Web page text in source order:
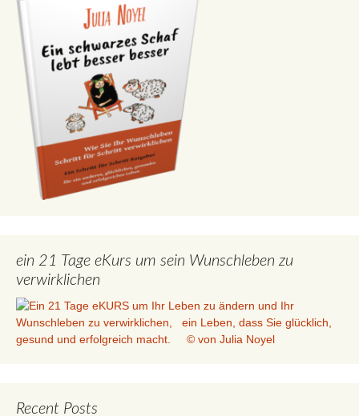
ein 21 Tage eKurs um sein Wunschleben zu
verwirklichen
Recent Posts